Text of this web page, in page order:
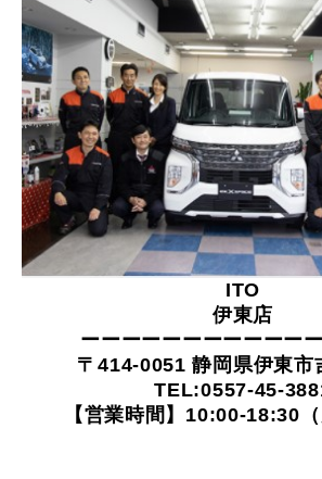
ITO
伊東店
ーーーーーーーーーーー
〒414-0051 静岡県伊東市
TEL:0557-45-
【営業時間】10:00-18:30（